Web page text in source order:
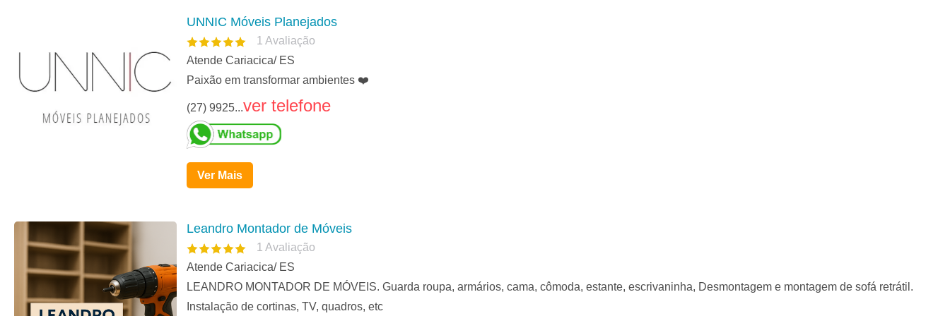
UNNIC Móveis Planejados
1 Avaliação
Atende Cariacica/ ES
Paixão em transformar ambientes ❤️
(27) 9925...ver telefone
Ver Mais
Leandro Montador de Móveis
1 Avaliação
Atende Cariacica/ ES
LEANDRO MONTADOR DE MÓVEIS. Guarda roupa, armários, cama, cômoda, estante, escrivaninha, Desmontagem e montagem de sofá retrátil.
Instalação de cortinas, TV, quadros, etc